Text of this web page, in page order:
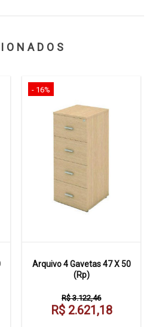
- 16%
Arquivo 4 Gavetas 47 X 50
(Rp)
R$ 3.122,46
R$ 2.621,18